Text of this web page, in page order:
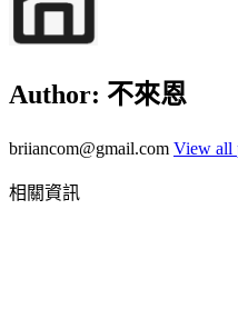
Author: 不來恩
briiancom@gmail.com View all
相關資訊